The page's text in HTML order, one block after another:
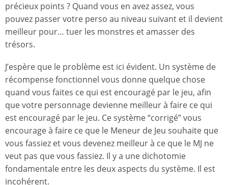
précieux points ? Quand vous en avez assez, vous
pouvez passer votre perso au niveau suivant et il devient
meilleur pour… tuer les monstres et amasser des
trésors.
J’espère que le problème est ici évident. Un système de
récompense fonctionnel vous donne quelque chose
quand vous faites ce qui est encouragé par le jeu, afin
que votre personnage devienne meilleur à faire ce qui
est encouragé par le jeu. Ce système “corrigé” vous
encourage à faire ce que le Meneur de Jeu souhaite que
vous fassiez et vous devenez meilleur à ce que le MJ ne
veut pas que vous fassiez. Il y a une dichotomie
fondamentale entre les deux aspects du système. Il est
incohérent.